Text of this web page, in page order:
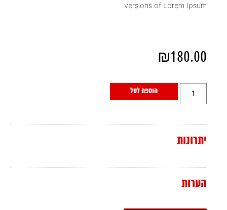
versions of Lorem Ipsum.
₪180.00
הוספה לסל
יתרונות
הערות